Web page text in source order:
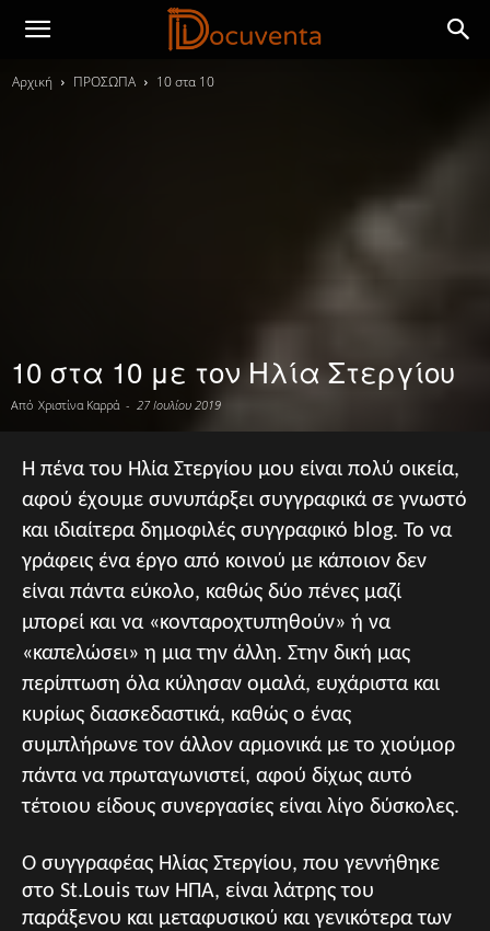
Αρχική ΠΡΟΣΩΠΑ 10 στα 10
10 στα 10 με τον Ηλία Στεργίου
Από Χριστίνα Καρρά - 27 Ιουλίου 2019
Η πένα του Ηλία Στεργίου μου είναι πολύ οικεία,
αφού έχουμε συνυπάρξει συγγραφικά σε γνωστό
και ιδιαίτερα δημοφιλές συγγραφικό blog. Το να
γράφεις ένα έργο από κοινού με κάποιον δεν
είναι πάντα εύκολο, καθώς δύο πένες μαζί
μπορεί και να «κονταροχτυπηθούν» ή να
«καπελώσει» η μια την άλλη. Στην δική μας
περίπτωση όλα κύλησαν ομαλά, ευχάριστα και
κυρίως διασκεδαστικά, καθώς ο ένας
συμπλήρωνε τον άλλον αρμονικά με το χιούμορ
πάντα να πρωταγωνιστεί, αφού δίχως αυτό
τέτοιου είδους συνεργασίες είναι λίγο δύσκολες.
Ο συγγραφέας Ηλίας Στεργίου, που γεννήθηκε
στο St.Louis των ΗΠΑ, είναι λάτρης του
παράξενου και μεταφυσικού και γενικότερα των